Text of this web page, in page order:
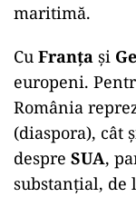
maritimă.
Cu Franța și
europeni.
România
(diaspora), cât
despre SUA,
substanțial, de